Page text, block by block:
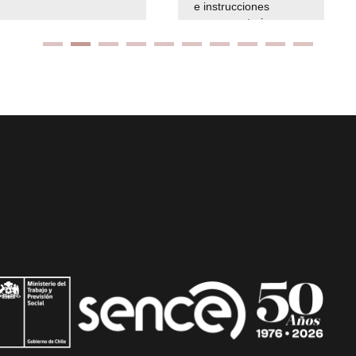
e instrucciones
presuspuetarias